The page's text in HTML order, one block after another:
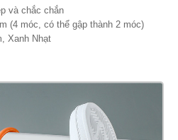
và chắc chắn
(4 móc, có thể gập thành 2 móc)
Xanh Nhạt